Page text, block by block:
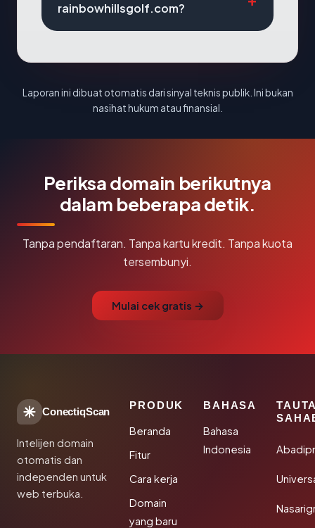
rainbowhillsgolf.com?
Laporan ini dibuat otomatis dari sinyal teknis publik. Ini bukan
nasihat hukum atau finansial.
Periksa domain berikutnya
dalam beberapa detik.
Tanpa pendaftaran. Tanpa kartu kredit. Tanpa kuota
tersembunyi.
Mulai cek gratis →
ConectiqScan
Intelijen domain
otomatis dan
independen untuk
web terbuka.
PRODUK
Beranda
Fitur
Cara kerja
Domain
yang baru
BAHASA
Bahasa
Indonesia